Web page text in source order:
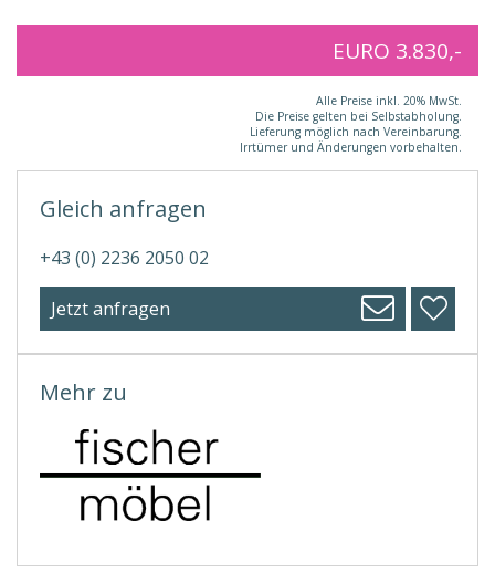
EURO 3.830,-
Alle Preise inkl. 20% MwSt.
Die Preise gelten bei Selbstabholung.
Lieferung möglich nach Vereinbarung.
Irrtümer und Änderungen vorbehalten.
Mehr zu
Gleich anfragen
+43 (0) 2236 2050 02
Jetzt anfragen